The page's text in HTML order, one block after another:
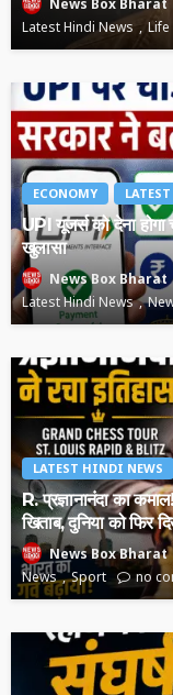
News Box Bharat
Latest Hindi News
Life
ECONOMY
UPI यूजर्स को देना होगा
खुलासा
News Box Bharat
Latest Hindi News
LATEST HINDI NEWS
R. प्रज्ञानानंदा का
खिताब, दुनिया को फिर
News Box Bharat
News
Sport no